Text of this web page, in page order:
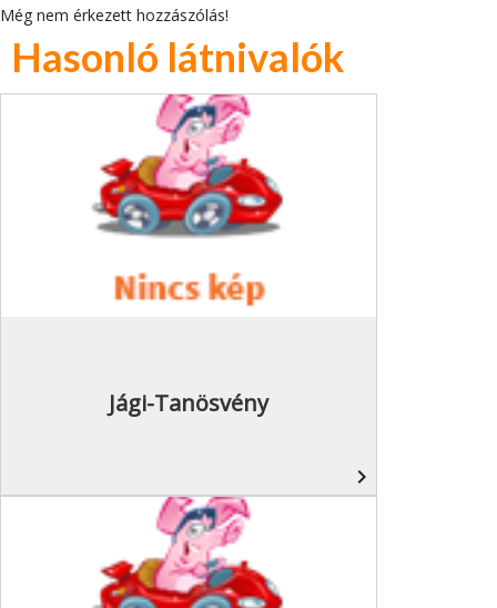
Még nem érkezett hozzászólás!
Hasonló látnivalók
Jági-Tanösvény
navigate_next